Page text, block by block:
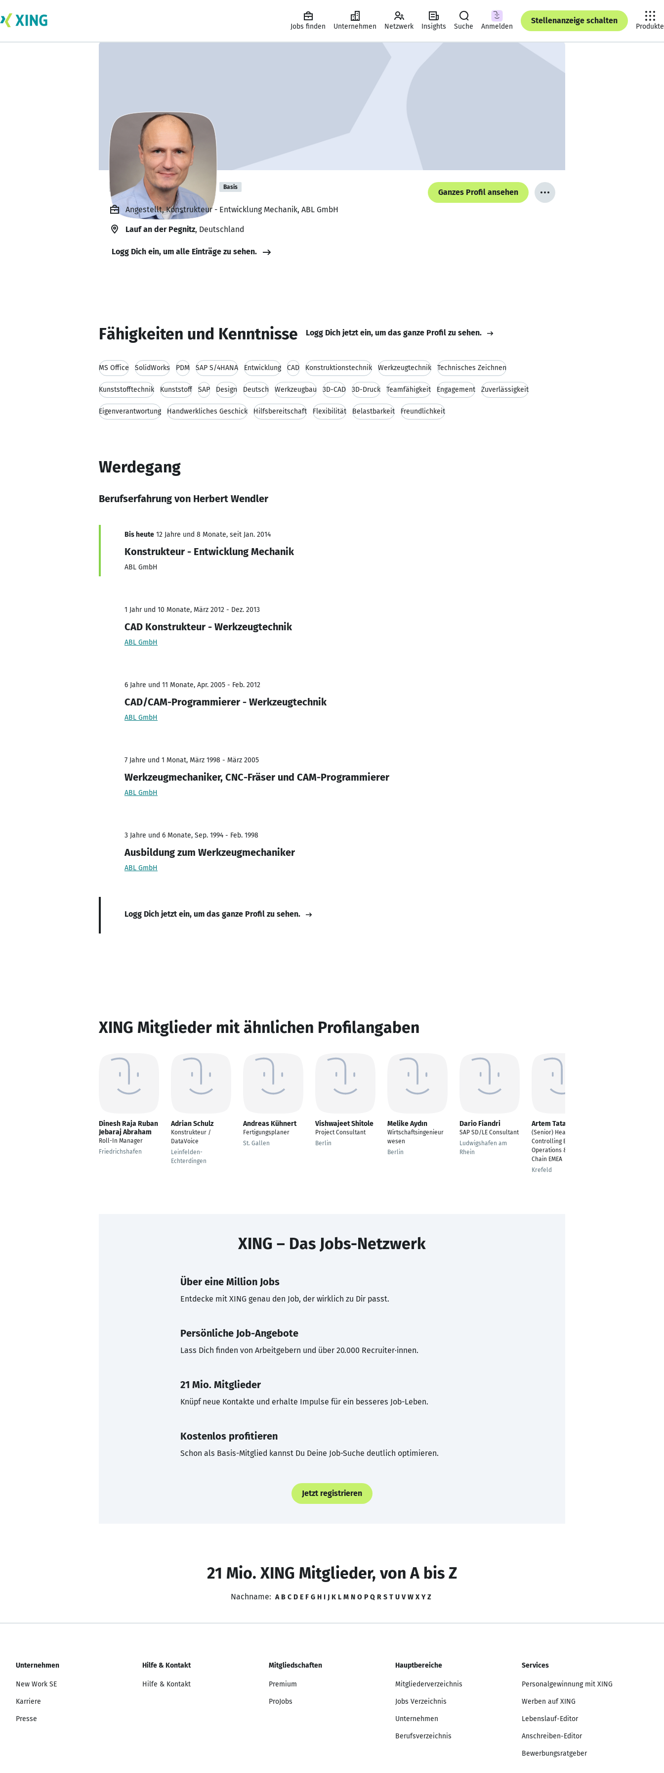
Jobs finden Unternehmen Netzwerk Insights Suche Anmelden
Stellenanzeige schalten
Produkte
Herbert Wendler Basis
Ganzes Profil ansehen
Angestellt, Konstrukteur - Entwicklung Mechanik, ABL GmbH
Lauf an der Pegnitz, Deutschland
Logg Dich ein, um alle Einträge zu sehen.
Fähigkeiten und Kenntnisse Logg Dich jetzt ein, um das ganze Profil zu sehen.
MS Office SolidWorks PDM SAP S/4HANA Entwicklung CAD Konstruktionstechnik Werkzeugtechnik Technisches Zeichnen
Kunststofftechnik Kunststoff SAP Design Deutsch Werkzeugbau 3D-CAD 3D-Druck Teamfähigkeit Engagement Zuverlässigkeit
Eigenverantwortung Handwerkliches Geschick Hilfsbereitschaft Flexibilität Belastbarkeit Freundlichkeit
Werdegang
Berufserfahrung von Herbert Wendler
Bis heute 12 Jahre und 8 Monate, seit Jan. 2014
Konstrukteur - Entwicklung Mechanik
ABL GmbH
1 Jahr und 10 Monate, März 2012 - Dez. 2013
CAD Konstrukteur - Werkzeugtechnik
ABL GmbH
6 Jahre und 11 Monate, Apr. 2005 - Feb. 2012
CAD/CAM-Programmierer - Werkzeugtechnik
ABL GmbH
7 Jahre und 1 Monat, März 1998 - März 2005
Werkzeugmechaniker, CNC-Fräser und CAM-Programmierer
ABL GmbH
3 Jahre und 6 Monate, Sep. 1994 - Feb. 1998
Ausbildung zum Werkzeugmechaniker
ABL GmbH
Logg Dich jetzt ein, um das ganze Profil zu sehen.
XING Mitglieder mit ähnlichen Profilangaben
Dinesh Raja Ruban
Jebaraj Abraham
Roll-In Manager
Friedrichshafen
Adrian Schulz
Konstrukteur /
DataVoice
Leinfelden-
Echterdingen
Andreas Kühnert
Fertigungsplaner
St. Gallen
Vishwajeet Shitole
Project Consultant
Berlin
Melike Aydın
Wirtschaftsingenieur
wesen
Berlin
Dario Fiandri
SAP SD/LE Consultant
Ludwigshafen am
Rhein
Artem Tatarynskyy
(Senior) Head of
Controlling Business
Operations & Supply
Chain EMEA
Krefeld
XING – Das Jobs-Netzwerk
Über eine Million Jobs
Entdecke mit XING genau den Job, der wirklich zu Dir passt.
Persönliche Job-Angebote
Lass Dich finden von Arbeitgebern und über 20.000 Recruiter·innen.
21 Mio. Mitglieder
Knüpf neue Kontakte und erhalte Impulse für ein besseres Job-Leben.
Kostenlos profitieren
Schon als Basis-Mitglied kannst Du Deine Job-Suche deutlich optimieren.
Jetzt registrieren
21 Mio. XING Mitglieder, von A bis Z
Nachname: A B C D E F G H I J K L M N O P Q R S T U V W X Y Z
Unternehmen
New Work SE
Karriere
Presse
Hilfe & Kontakt
Hilfe & Kontakt
Mitgliedschaften
Premium
ProJobs
Hauptbereiche
Mitgliederverzeichnis
Jobs Verzeichnis
Unternehmen
Berufsverzeichnis
Services
Personalgewinnung mit XING
Werben auf XING
Lebenslauf-Editor
Anschreiben-Editor
Bewerbungsratgeber